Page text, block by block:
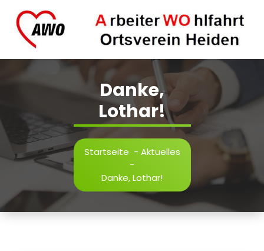
Inhalt
springen
Danke,
Lothar!
Startseite - Aktuelles
-
Danke, Lothar!